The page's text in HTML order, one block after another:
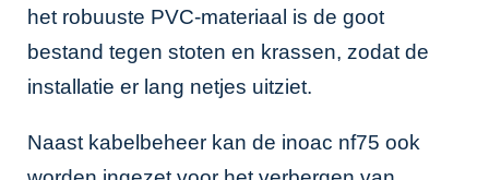
het robuuste PVC-materiaal is de goot
bestand tegen stoten en krassen, zodat de
installatie er lang netjes uitziet.
Naast kabelbeheer kan de inoac nf75 ook